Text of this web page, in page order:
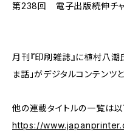
第238回 電子出版続伸チャ
月刊『印刷雑誌』に植村八
ま話」がデジタルコンテンツ
他の連載タイトルの一覧は
https://